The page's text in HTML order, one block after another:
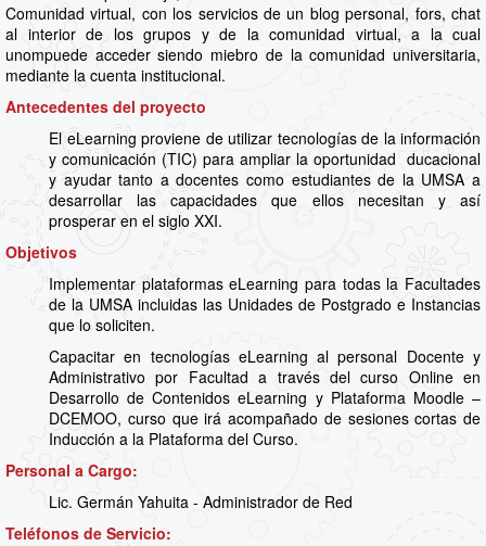
Comunidad virtual, con los servicios de un blog personal, fors, chat
al interior de los grupos y de la comunidad virtual, a la cual
unompuede acceder siendo miebro de la comunidad universitaria,
mediante la cuenta institucional.
Antecedentes del proyecto
El eLearning proviene de utilizar tecnologías de la información
y comunicación (TIC) para ampliar la oportunidad ducacional
y ayudar tanto a docentes como estudiantes de la UMSA a
desarrollar las capacidades que ellos necesitan y así
prosperar en el siglo XXI.
Objetivos
Implementar plataformas eLearning para todas la Facultades
de la UMSA incluidas las Unidades de Postgrado e Instancias
que lo soliciten.
Capacitar en tecnologías eLearning al personal Docente y
Administrativo por Facultad a través del curso Online en
Desarrollo de Contenidos eLearning y Plataforma Moodle –
DCEMOO, curso que irá acompañado de sesiones cortas de
Inducción a la Plataforma del Curso.
Personal a Cargo:
Lic. Germán Yahuita - Administrador de Red
Teléfonos de Servicio: